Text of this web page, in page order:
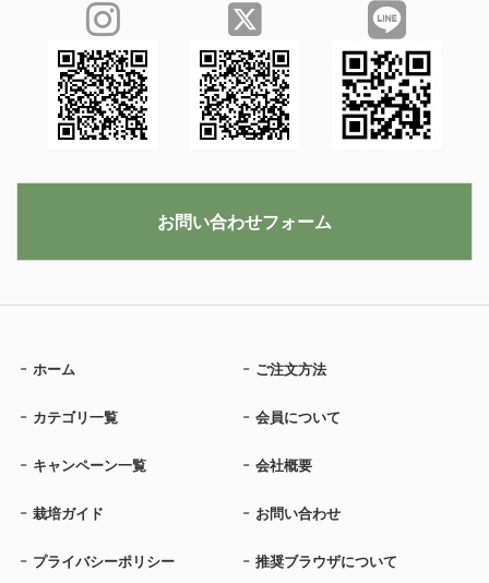
ホーム ご注文方法
カテゴリ一覧 会員について
キャンペーン一覧 会社概要
栽培ガイド お問い合わせ
プライバシーポリシー 推奨ブラウザについて
お問い合わせフォーム